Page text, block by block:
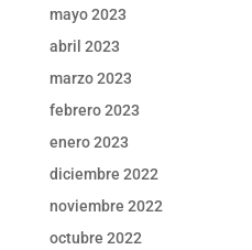
mayo 2023
abril 2023
marzo 2023
febrero 2023
enero 2023
diciembre 2022
noviembre 2022
octubre 2022